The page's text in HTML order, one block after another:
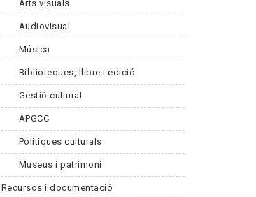
Arts visuals
Audiovisual
Música
Biblioteques, llibre i edició
Gestió cultural
APGCC
Polítiques culturals
Museus i patrimoni
Recursos i documentació